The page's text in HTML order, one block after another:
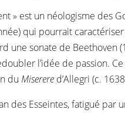
» est un néologisme des
qui pourrait
une sonate de
l’idée de passion.
du Miserere d’Allegri (c.
des Esseintes, fatigué